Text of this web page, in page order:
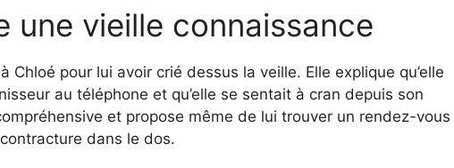
une vieille connaissance
Chloé pour lui avoir crié dessus la veille. Elle explique qu’elle
au téléphone et qu’elle se sentait à cran depuis son
et propose même de lui trouver un rendez-vous
dans le dos.